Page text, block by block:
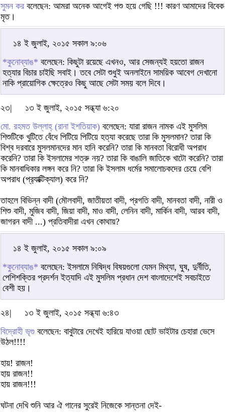
সুমন কর বলেছেন: আমরা অনেক আগেই পশু হয়ে গেছি !!! কারণ আমাদের বিবেক
মৃত।
১৪ ই জুলাই, ২০১৫ সকাল ৯:০৬
*কুনোব্যাঙ* বলেছেন: কিছুটা রয়েছে এখনও, আর সেজন্যই হয়তো রাজন
হত্যার বিচার চাইছি সবাই। তবে সেটা শুধুই অনলাইনে সাময়িক আবেগ দেখানো
নাকি প্রায়োগিক ক্ষেত্রেও কিছু আছে সেটা সময় বলে দিবে।
২৩|
১৩ ই জুলাই, ২০১৫ সন্ধ্যা ৬:২০
মো. রহমত উল্লাহ্‌ (রানা ইশতিয়াক) বলেছেন: যারা রাজন নামক এই মুসলিম
শিশুটিকে খুটিতে বেঁধে পিটিয়ে পিটিয়ে হত্যা করেছে তারা কি মুসলমান? তারা কি
বিশ্ব দরবারে মুসলমানদের মান হানি করেনি? তারা কি মানবতা বিরোধী অপরাধ
করেনি? তারা কি ইসলামের শত্রু নয়? তারা কি বাঙালি জাতিকে খাটো করেনি? তারা
কি মানবাধিকার লঙ্গন করে নি? তারা কি ইসলাম ধর্মের সমালোচকদের চেয়ে বেশি
অপরাধ (প্র‍্যাক্টিক্যাল) করে নি?
তাহলে বিভিন্ন বাদী (মৌলবাদী, জাতীয়তা বাদী, প্রগতি বাদী, মানবতা বাদী, নারী ও
শিশু বাদী, মুজিব বাদী, জিয়া বাদী, মাও বাদী, লেনিন বাদী, মার্কিন বাদী, আরব বাদী,
জাগরন বাদী ...) প্রতিবাদীরা এখন কোথায়?
১৪ ই জুলাই, ২০১৫ সকাল ৯:০৯
*কুনোব্যাঙ* বলেছেন: ইসলামে নিষিদ্ধ বিষয়গুলো যেমন মিথ্যা, ঘুষ, দুর্নীতি,
পেশিশক্তির প্রদর্শন ইত্যাদি এই মুসলিম প্রধান দেশ বাংলাদেশেই সবচাইতে
বেশী হয়।
২৪|
১৩ ই জুলাই, ২০১৫ সন্ধ্যা ৬:৪৩
বিদ্রোহী ভৃগু বলেছেন: বাবুটারে দেখেই হারিয়ে যাওয়া ছোট ভাইটার চেহারা ভেসে
উঠল!!!!
হায়! রাজন!
হায় রাজন!!
হায় রাজন!!!
ঘটনা দেখি শুনি আর ঐ গানের সুরেই নিজেকে সান্তনা দেই-